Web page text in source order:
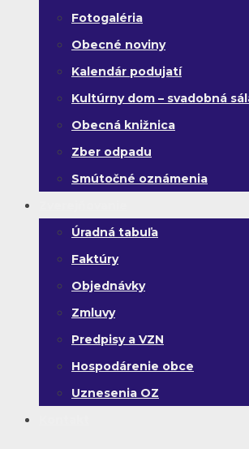
Fotogaléria
Obecné noviny
Kalendár podujatí
Kultúrny dom – svadobná
Obecná knižnica
Zber odpadu
Smútočné oznámenia
Úradná tabuľa
Faktúry
Objednávky
Zmluvy
Predpisy a VZN
Hospodárenie obce
Uznesenia OZ